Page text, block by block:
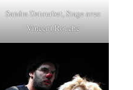
Sandra Detourbet, Stage avec
Vincent Rouche